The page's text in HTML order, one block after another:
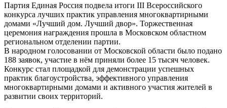
Партия Единая Россия подвела итоги III Всероссийского
конкурса лучших практик управления многоквартирными
домами «Лучший дом. Лучший двор». Торжественная
церемония награждения прошла в Московском областном
региональном отделении партии.
В народном голосовании от Московской области было подано
188 заявок, участие в нём приняли более 15 тысяч человек.
Конкурс стал площадкой для демонстрации успешных
практик благоустройства, эффективного управления
многоквартирными домами и активного участия жителей в
развитии своих территорий.